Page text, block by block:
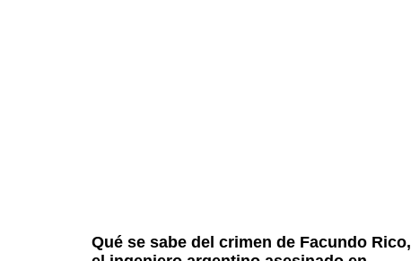
Qué se sabe del crimen de Facundo Rico,